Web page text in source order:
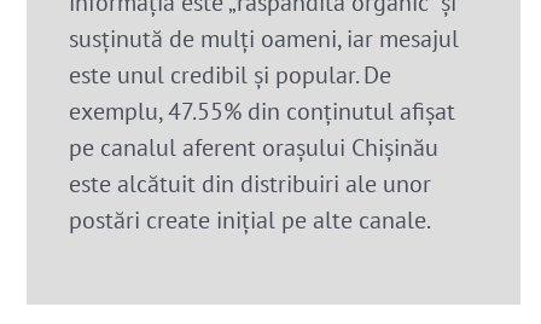
susținută de mulți oameni, iar mesajul
este unul credibil și popular. De
exemplu, 47.55% din conținutul afișat
pe canalul aferent orașului Chișinău
este alcătuit din distribuiri ale unor
postări create inițial pe alte canale.